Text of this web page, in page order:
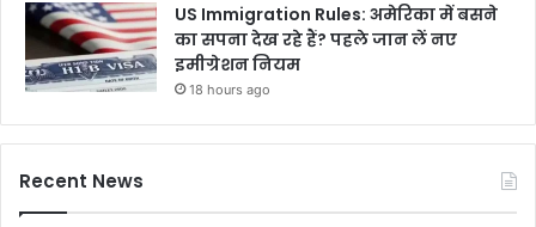
US Immigration Rules: अमेरिका में बसने
का सपना देख रहे हैं? पहले जान लें नए
इमीग्रेशन नियम
18 hours ago
Recent News